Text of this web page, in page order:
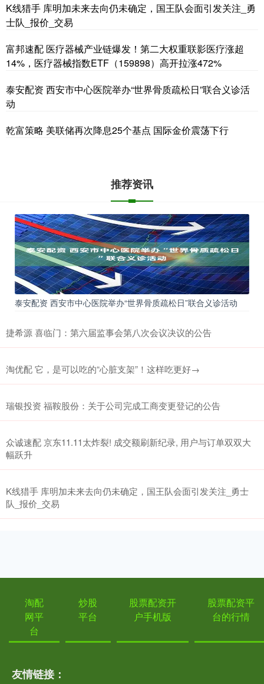
K线猎手 库明加未来去向仍未确定，国王队会面引发关注_勇
士队_报价_交易
富邦速配 医疗器械产业链爆发！第二大权重联影医疗涨超
14%，医疗器械指数ETF（159898）高开拉涨472%
泰安配资 西安市中心医院举办“世界骨质疏松日”联合义诊活
动
乾富策略 美联储再次降息25个基点 国际金价震荡下行
推荐资讯
泰安配资 西安市中心医院举办“世界骨质疏松日”联合义诊活动
捷希源 喜临门：第六届监事会第八次会议决议的公告
淘优配 它，是可以吃的“心脏支架”！这样吃更好→
瑞银投资 福鞍股份：关于公司完成工商变更登记的公告
众诚速配 京东11.11太炸裂! 成交额刷新纪录, 用户与订单双双大
幅跃升
K线猎手 库明加未来去向仍未确定，国王队会面引发关注_勇士
队_报价_交易
淘配
网平
台
炒股
平台
股票配资开
户手机版
股票配资平
台的行情
友情链接：